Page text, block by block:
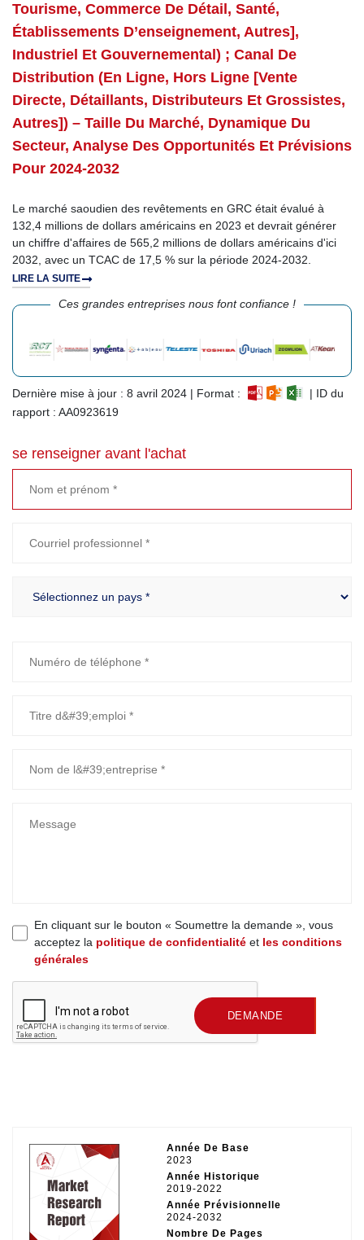
Tourisme, Commerce De Détail, Santé,
Établissements D’enseignement, Autres],
Industriel Et Gouvernemental) ; Canal De
Distribution (en Ligne, Hors Ligne [vente
Directe, Détaillants, Distributeurs Et Grossistes,
Autres]) – Taille Du Marché, Dynamique Du
Secteur, Analyse Des Opportunités Et Prévisions
Pour 2024-2032
Le marché saoudien des revêtements en GRC était évalué à
132,4 millions de dollars américains en 2023 et devrait générer
un chiffre d'affaires de 565,2 millions de dollars américains d'ici
2032, avec un TCAC de 17,5 % sur la période 2024-2032.
LIRE LA SUITE
Ces grandes entreprises nous font confiance !
Dernière mise à jour : 8 avril 2024 | Format :
| ID du
rapport : AA0923619
se renseigner avant l'achat
En cliquant sur le bouton « Soumettre la demande », vous
acceptez la politique de confidentialité et les conditions
générales
SOUMETTRE UNE DEMANDE
Année De Base
2023
Année Historique
2019-2022
Année Prévisionnelle
2024-2032
Nombre De Pages